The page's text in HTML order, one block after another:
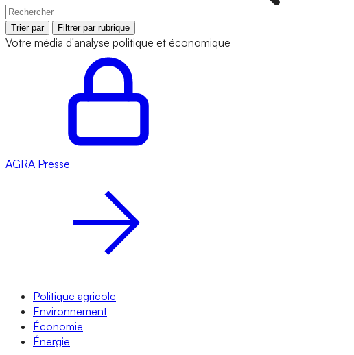
Trier par Filtrer par rubrique
Votre média d'analyse politique et économique
AGRA Presse
Politique agricole
Environnement
Économie
Énergie